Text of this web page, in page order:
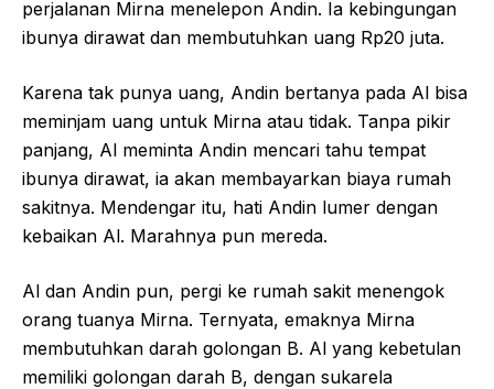
perjalanan Mirna menelepon Andin. Ia kebingungan
ibunya dirawat dan membutuhkan uang Rp20 juta.
Karena tak punya uang, Andin bertanya pada Al bisa
meminjam uang untuk Mirna atau tidak. Tanpa pikir
panjang, Al meminta Andin mencari tahu tempat
ibunya dirawat, ia akan membayarkan biaya rumah
sakitnya. Mendengar itu, hati Andin lumer dengan
kebaikan Al. Marahnya pun mereda.
Al dan Andin pun, pergi ke rumah sakit menengok
orang tuanya Mirna. Ternyata, emaknya Mirna
membutuhkan darah golongan B. Al yang kebetulan
memiliki golongan darah B, dengan sukarela